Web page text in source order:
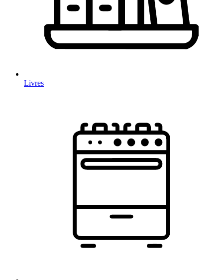
Livres